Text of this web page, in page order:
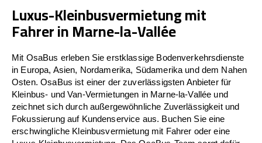
Luxus-Kleinbusvermietung mit
Fahrer in Marne-la-Vallée
Mit OsaBus erleben Sie erstklassige Bodenverkehrsdienste
in Europa, Asien, Nordamerika, Südamerika und dem Nahen
Osten. OsaBus ist einer der zuverlässigsten Anbieter für
Kleinbus- und Van-Vermietungen in Marne-la-Vallée und
zeichnet sich durch außergewöhnliche Zuverlässigkeit und
Fokussierung auf Kundenservice aus. Buchen Sie eine
erschwingliche Kleinbusvermietung mit Fahrer oder eine